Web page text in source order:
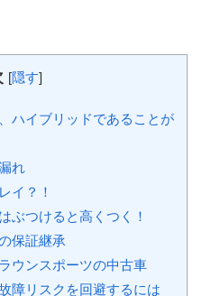
[隠す]
ハイブリッドであることが
れ
イ？！
ぶつけると高くつく！
保証継承
ウンスポーツの中古車
障リスクを回避するには